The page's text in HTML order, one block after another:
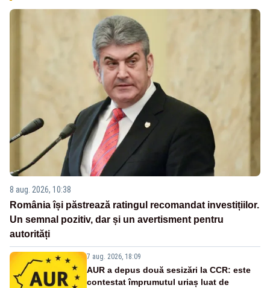
8 aug. 2026, 10:38
România își păstrează ratingul recomandat investițiilor.
Un semnal pozitiv, dar și un avertisment pentru
autorități
7 aug. 2026, 18:09
AUR a depus două sesizări la CCR: este
contestat împrumutul uriaș luat de